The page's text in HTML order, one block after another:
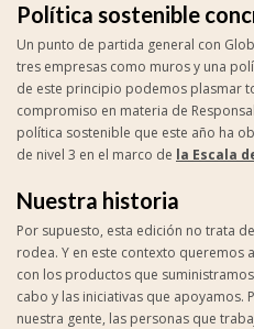
Política sostenible
Un punto de partida general con
tres empresas como muros y una
de este principio podemos plasmar
compromiso en materia de
política sostenible que este año ha
de nivel 3 en el marco de la Escala
Nuestra historia
Por supuesto, esta edición no trata
rodea. Y en este contexto queremos
con los productos que
cabo y las iniciativas que
nuestra gente, las personas que